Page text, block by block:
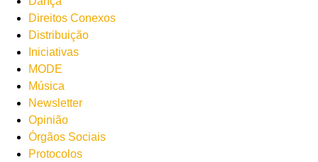
Direitos Conexos
Distribuição
Iniciativas
MODE
Música
Newsletter
Opinião
Órgãos Sociais
Protocolos